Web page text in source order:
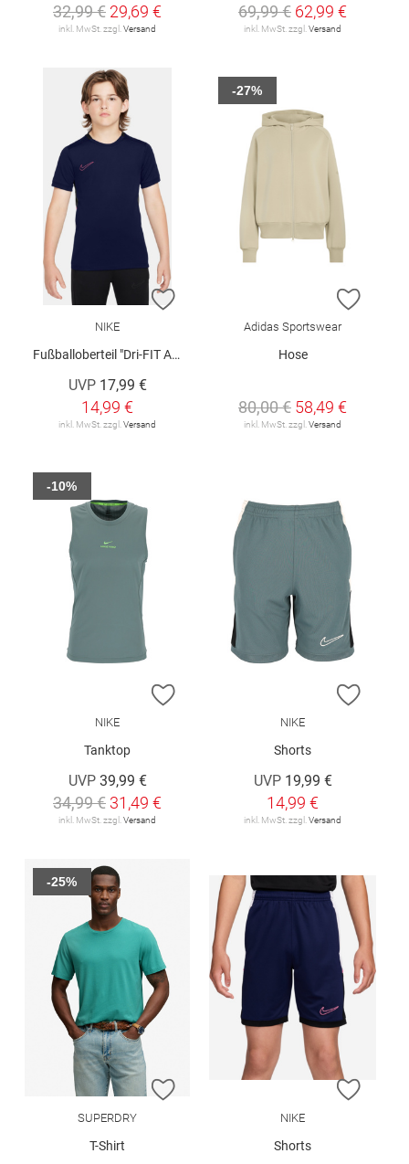
32,99 € 29,69 €
inkl. MwSt. zzgl. Versand
69,99 € 62,99 €
inkl. MwSt. zzgl. Versand
ZUR WUNSCHLISTE HINZUFÜGEN
NIKE
Fußballoberteil "Dri-FIT Academy"
UVP 17,99 €
14,99 €
inkl. MwSt. zzgl. Versand
ZUR
Adidas Sportswear
Hose
80,00 € 58,49 €
inkl. MwSt. zzgl. Versand
-27%
ZUR WUNSCHLISTE HINZUFÜGEN
NIKE
Tanktop
UVP 39,99 €
34,99 € 31,49 €
inkl. MwSt. zzgl. Versand
-10%
ZUR
NIKE
Shorts
UVP 19,99 €
14,99 €
inkl. MwSt. zzgl. Versand
ZUR WUNSCHLISTE HINZUFÜGEN
SUPERDRY
T-Shirt
-25%
ZUR
NIKE
Shorts